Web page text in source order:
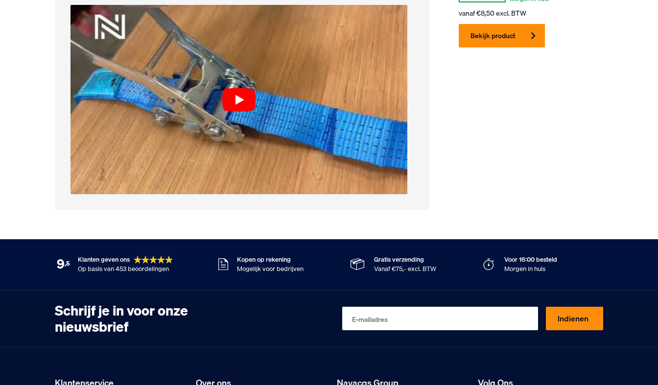
vanaf€8,50excl. BTW
Bekijk product
9,5
Klanten geven ons
Op basis van 453 beoordelingen
Kopen op rekening
Mogelijk voor bedrijven
Gratis verzending
Vanaf €75,- excl. BTW
Voor 16:00 besteld
Morgen in huis
Schrijf je in voor onze
nieuwsbrief E-mailadres Indienen